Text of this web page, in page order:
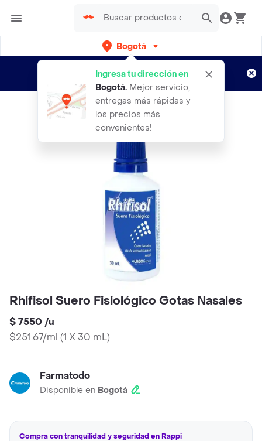
Bogotá
Ingresa tu dirección en
Bogotá. Mejor servicio,
entregas más rápidas y
los precios más
convenientes!
envíos gratis por semanas
Aplican TyC
Rhifisol Suero Fisiológico Gotas Nasales
$ 7550 /u
$251.67/ml (1 X 30 mL)
Farmatodo
Disponible en Bogotá
Compra con tranquilidad y seguridad en Rappi